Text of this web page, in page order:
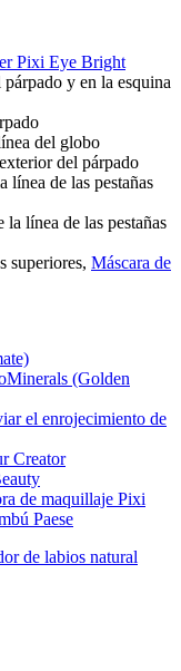
Pixi Eye Bright
y en la esquina
del globo
del párpado
línea de las pestañas
línea de las pestañas
superiores, Máscara de
(Golden
el enrojecimiento de
Creator
de maquillaje Pixi
Paese
de labios natural